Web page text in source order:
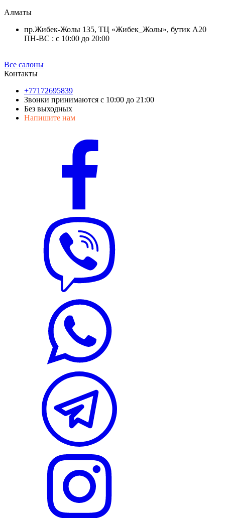
Алматы
пр.Жибек-Жолы 135, ТЦ «Жибек_Жолы», бутик А20
ПН-ВС : с 10:00 до 20:00
Все салоны
Контакты
+77172695839
Звонки принимаются с 10:00 до 21:00
Без выходных
Напишите нам